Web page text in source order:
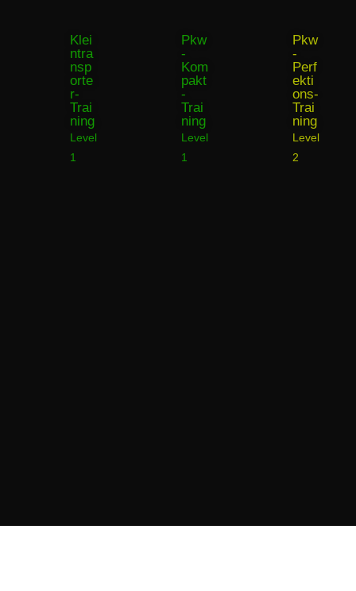
Klei
ntra
nsp
orte
r-
Trai
ning
Level
1
Pkw
-
Kom
pakt
-
Trai
ning
Level
1
Pkw
-
Perf
ekti
ons-
Trai
ning
Level
2